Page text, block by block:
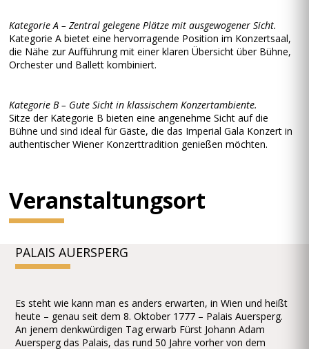
Kategorie A – Zentral gelegene Plätze mit ausgewogener Sicht.
Kategorie A bietet eine hervorragende Position im Konzertsaal,
die Nähe zur Aufführung mit einer klaren Übersicht über Bühne,
Orchester und Ballett kombiniert.
Kategorie B – Gute Sicht in klassischem Konzertambiente.
Sitze der Kategorie B bieten eine angenehme Sicht auf die
Bühne und sind ideal für Gäste, die das Imperial Gala Konzert in
authentischer Wiener Konzerttradition genießen möchten.
Veranstaltungsort
PALAIS AUERSPERG
Es steht wie kann man es anders erwarten, in Wien und heißt
heute – genau seit dem 8. Oktober 1777 – Palais Auersperg.
An jenem denkwürdigen Tag erwarb Fürst Johann Adam
Auersperg das Palais, das rund 50 Jahre vorher von dem